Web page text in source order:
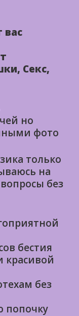
вас
Секс,
но
фото
только
на
без
бестия
красивой
без
попочку